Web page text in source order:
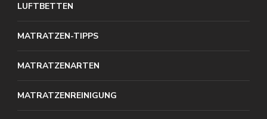
LUFTBETTEN
MATRATZEN-TIPPS
MATRATZENARTEN
MATRATZENREINIGUNG